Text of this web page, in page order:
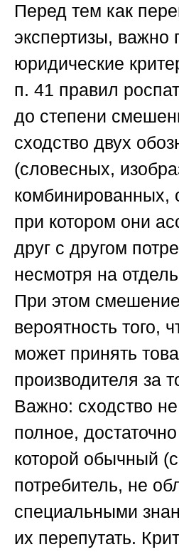
Перед тем как
экспертизы, важно
юридические
п. 41 правил
до степени
сходство двух
(словесных,
комбинированных,
при котором они
друг с другом
несмотря на
При этом
вероятность того,
может принять
производителя за
Важно: сходство не
полное,
которой обычный
потребитель, не
специальными
их перепутать.